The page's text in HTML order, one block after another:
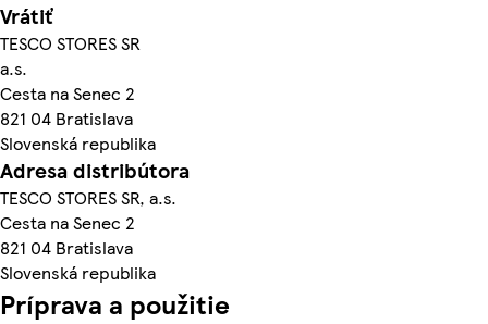
Vrátiť
TESCO STORES SR
a.s.
Cesta na Senec 2
821 04 Bratislava
Slovenská republika
Adresa distribútora
TESCO STORES SR, a.s.
Cesta na Senec 2
821 04 Bratislava
Slovenská republika
Príprava a použitie